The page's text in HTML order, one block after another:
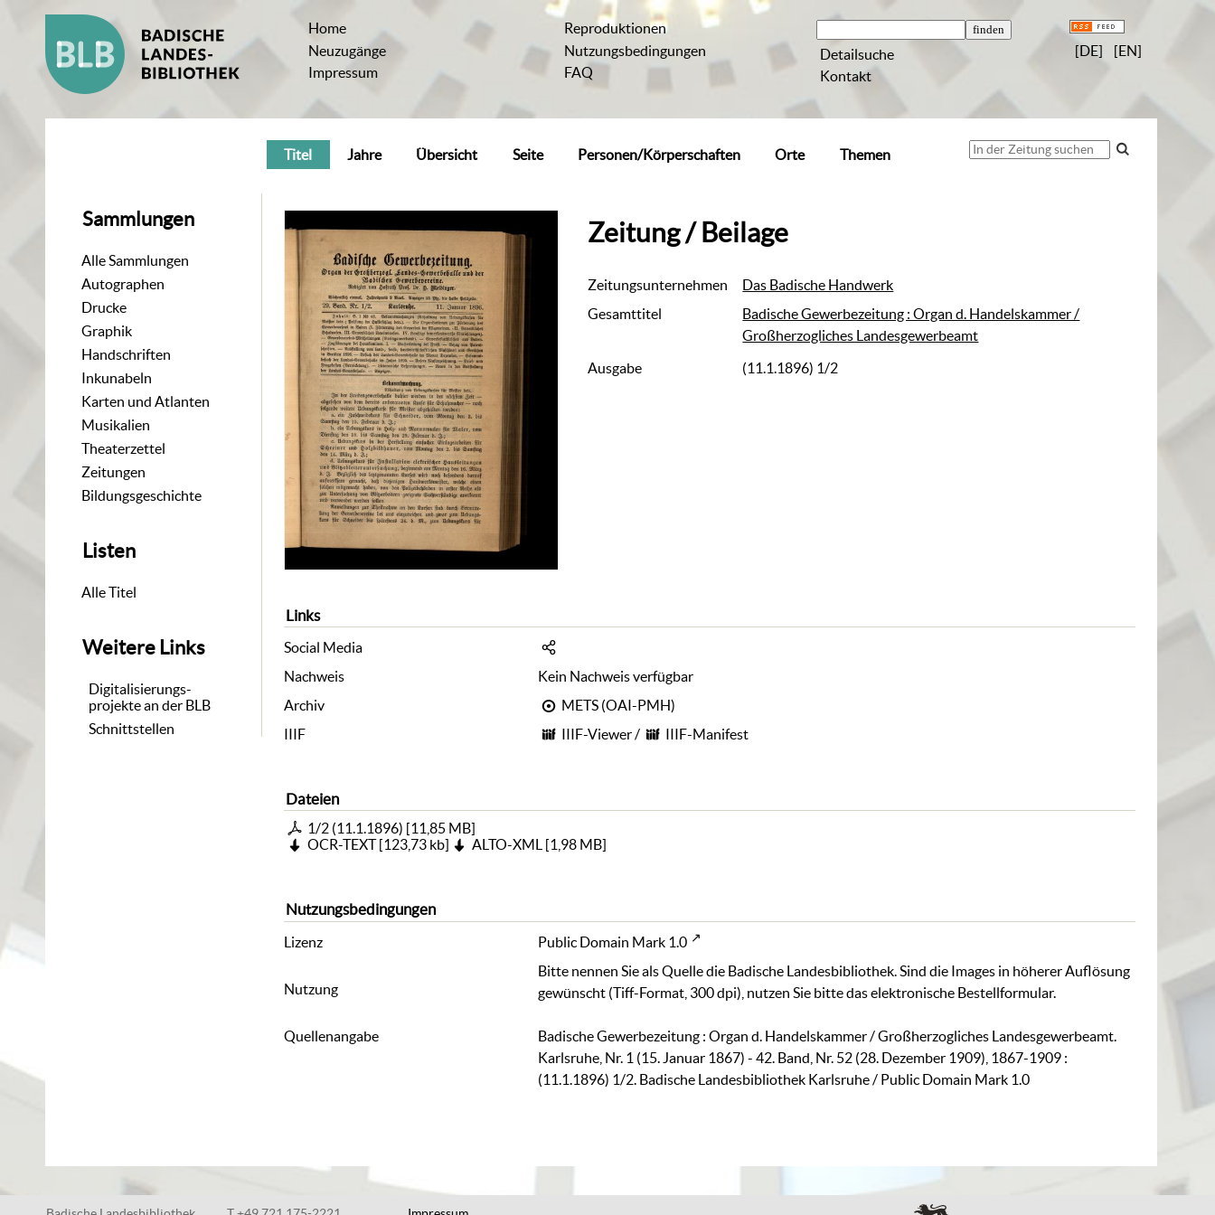
Home
Neuzugänge
Impressum
Reproduktionen
Nutzungsbedingungen
FAQ
Detailsuche
Kontakt
[DE] [EN]
Sammlungen
Alle Sammlungen
Autographen
Drucke
Graphik
Handschriften
Inkunabeln
Karten und Atlanten
Musikalien
Theaterzettel
Zeitungen
Bildungsgeschichte
Listen
Alle Titel
Weitere Links
Digitalisierungs-
projekte an der BLB
Schnittstellen
Titel Jahre Übersicht Seite Personen/Körperschaften Orte Themen
Zeitung / Beilage
Zeitungsunternehmen
Das Badische Handwerk
Gesamttitel
Badische Gewerbezeitung : Organ d. Handelskammer /
Großherzogliches Landesgewerbeamt
Ausgabe
(11.1.1896) 1/2
Links
Social Media
Nachweis
Kein Nachweis verfügbar
Archiv
METS (OAI-PMH)
IIIF
IIIF-Viewer/ IIIF-Manifest
Dateien
1/2 (11.1.1896) [11,85 MB]
OCR-TEXT[123,73 kb] ALTO-XML [1,98 MB]
Nutzungsbedingungen
Lizenz Public Domain Mark 1.0
Nutzung
Bitte nennen Sie als Quelle die Badische Landesbibliothek. Sind die Images in höherer Auflösung
gewünscht (Tiff-Format, 300 dpi), nutzen Sie bitte daselektronische Bestellformular.
Quellenangabe
Badische Gewerbezeitung : Organ d. Handelskammer / Großherzogliches Landesgewerbeamt.
Karlsruhe, Nr. 1 (15. Januar 1867) - 42. Band, Nr. 52 (28. Dezember 1909), 1867-1909 :
(11.1.1896) 1/2. Badische Landesbibliothek Karlsruhe / Public Domain Mark 1.0